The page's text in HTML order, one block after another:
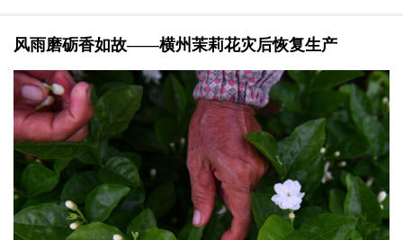
风雨磨砺香如故——横州茉莉花灾后恢复生产